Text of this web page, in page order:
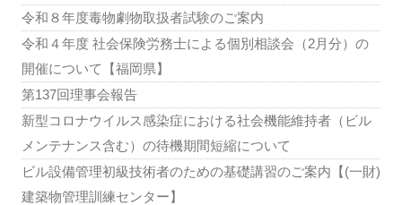
令和８年度毒物劇物取扱者試験のご案内
令和４年度 社会保険労務士による個別相談会（2月分）の
開催について【福岡県】
第137回理事会報告
新型コロナウイルス感染症における社会機能維持者（ビル
メンテナンス含む）の待機期間短縮について
ビル設備管理初級技術者のための基礎講習のご案内【(一財)
建築物管理訓練センター】